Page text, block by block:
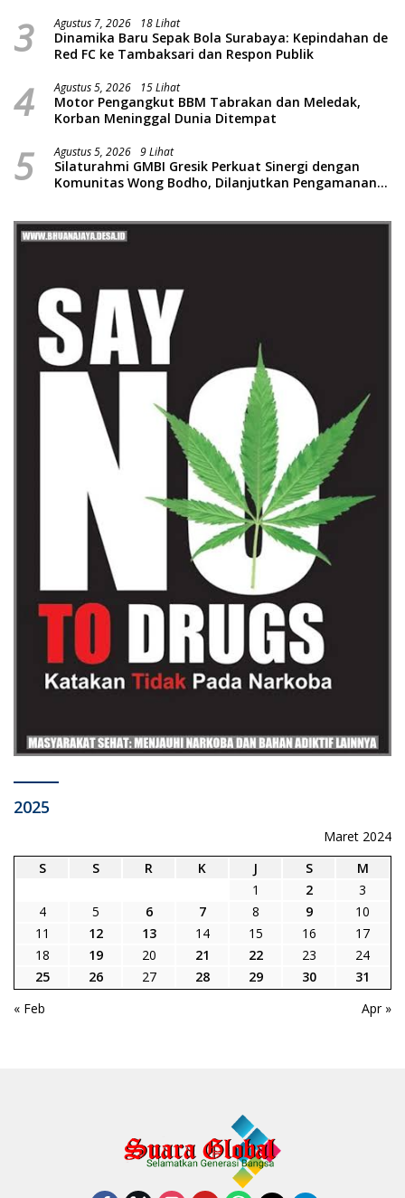
3 Agustus 7, 2026 18 Lihat
Dinamika Baru Sepak Bola Surabaya: Kepindahan de
Red FC ke Tambaksari dan Respon Publik
4 Agustus 5, 2026 15 Lihat
Motor Pengangkut BBM Tabrakan dan Meledak,
Korban Meninggal Dunia Ditempat
5 Agustus 5, 2026 9 Lihat
Silaturahmi GMBI Gresik Perkuat Sinergi dengan
Komunitas Wong Bodho, Dilanjutkan Pengamanan
2025
Maret 2024
S
S R K J S
M
1
2
3
4
5 6 7 8 9
10
11
12 13 14 15 16
17
18
19 20 21 22 23
24
25
26 27 28 29 30
31
« Feb
Apr »